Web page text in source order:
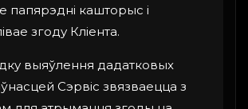
папярэдні кашторыс і
згоду Кліента.
выяўлення дадатковых
Сэрвіс звязваецца з